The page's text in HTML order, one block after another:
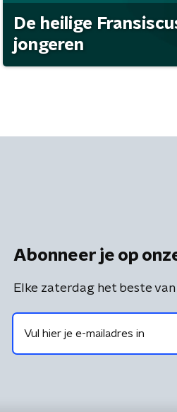
De heilige
jongeren
Abonneer je op
Elke zaterdag het beste van